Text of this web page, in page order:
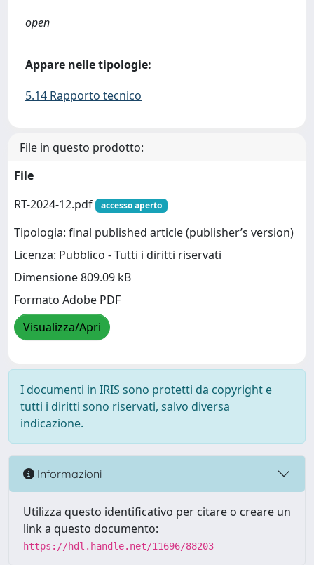
open
Appare nelle tipologie:
5.14 Rapporto tecnico
File in questo prodotto:
File
RT-2024-12.pdf
accesso aperto
Tipologia: final published article (publisher’s version)
Licenza: Pubblico - Tutti i diritti riservati
Dimensione 809.09 kB
Formato Adobe PDF
Visualizza/Apri
I documenti in IRIS sono protetti da copyright e
tutti i diritti sono riservati, salvo diversa
indicazione.
Informazioni
Utilizza questo identificativo per citare o creare un
link a questo documento:
https://hdl.handle.net/11696/88203